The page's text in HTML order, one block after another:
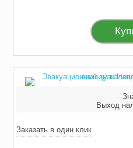
Выход
Заказать в один клик